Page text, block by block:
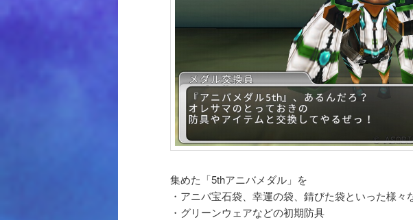
集めた「5thアニバメダル」を
・アニバ宝石袋、幸運の袋、錆びた袋といった様々
・グリーンウェアなどの初期防具